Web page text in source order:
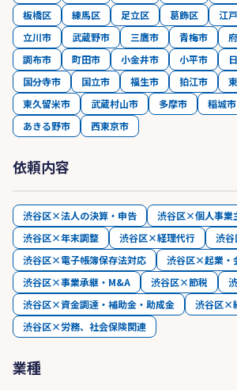
板橋区
練馬区 足立区 葛飾区 江
立川市
武蔵野市 三鷹市 青梅市
調布市
町田市 小金井市 小平市
国分寺市
国立市 福生市 狛江市
東久留米市
武蔵村山市 多摩市 稲城市
あきる野市
西東京市
依頼内容
渋谷区×法人の決算・申告
渋谷区×個人事業
渋谷区×年末調整
渋谷区×経理代行
渋
渋谷区×電子帳簿保存法対応
渋谷区×起業・
渋谷区×事業承継・M&A
渋谷区×節税
渋谷区×資金調達・補助金・助成金
渋谷区×
渋谷区×労務、社会保険関連
業種